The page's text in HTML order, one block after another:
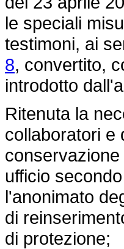
le speciali
testimoni, ai
8, convertito,
introdotto
Ritenuta la
collaboratori e
ufficio
l'anonimato
di
di protezione;